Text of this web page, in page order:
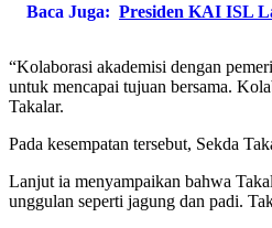
Baca Juga: Presiden KAI ISL
“Kolaborasi akademisi dengan
untuk mencapai tujuan bersama.
Takalar.
Pada kesempatan tersebut, Sekda
Lanjut ia menyampaikan bahwa
unggulan seperti jagung dan padi.